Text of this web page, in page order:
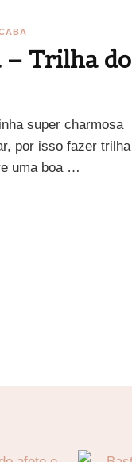
– Trilha do
super charmosa
por isso fazer trilha
uma boa …